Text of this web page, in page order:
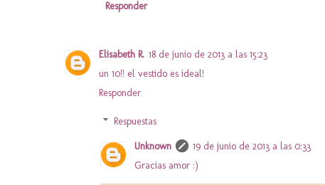
Responder
Elisabeth R. 18 de junio de 2013 a las 15:23
un 10!! el vestido es ideal!
Responder
Respuestas
Unknown
19 de junio de 2013 a las 0:33
Gracias amor :)